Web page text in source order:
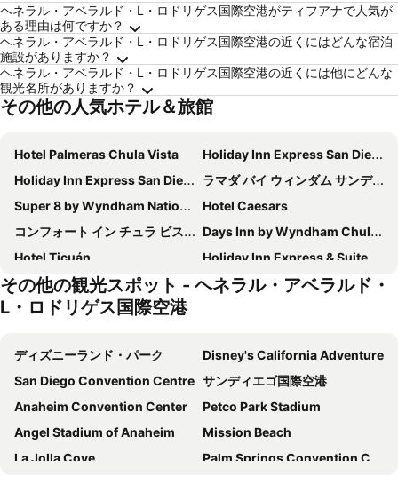
ヘネラル・アベラルド・L・ロドリゲス国際空港がティフアナで人気が
ある理由は何ですか？
ヘネラル・アベラルド・L・ロドリゲス国際空港の近くにはどんな宿泊
施設がありますか？
ヘネラル・アベラルド・L・ロドリゲス国際空港の近くには他にどんな
観光名所がありますか？
その他の人気ホテル＆旅館
Hotel Palmeras Chula Vista
Holiday Inn Express San Diego South - Chula Vista By Ihg
Holiday Inn Express San Diego South-national City By Ihg
ラマダ バイ ウィンダム サンディエゴ ナショナル シティ
Super 8 by Wyndham National City Chula Vista
Hotel Caesars
コンフォート イン チュラ ビスタ サン ディエゴ サウス
Days Inn by Wyndham Chula Vista/San Diego
Hotel Ticuán
Holiday Inn Express & Suites San Diego Otay Mesa By Ihg
ラ キンタ イン サンディエゴ チュラヴィスタ
ベストウェスタン チュラビスタ / オタイー バレー ホテル
SureStay Hotel by Best Western Chula Vista San Diego Bay
Ayres Hotel San Diego South - Chula Vista
Hotel Jatay
Chula Vista Inn
City Express by Marriott Tijuana Otay
Hercor Hotel - Urban Boutique
Howard Johnson by Wyndham National City/San Diego South
Hampton Inn Chula Vista Eastlake
ナショナル シティ モーテル
Hotel Velario
Baycities Motel
その他の観光スポット - ヘネラル・アベラルド・
L・ロドリゲス国際空港
ディズニーランド・パーク
Disney's California Adventure
San Diego Convention Centre サンディエゴ国際空港
Anaheim Convention Center
Petco Park Stadium
Angel Stadium of Anaheim
Mission Beach
La Jolla Cove
Palm Springs Convention Center